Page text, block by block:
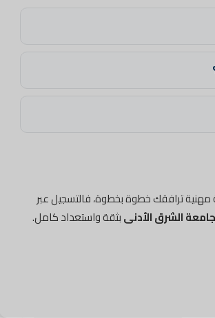
ترافقك خطوة بخطوة، فالتسجيل عبر
جامعة الشرق الأدنىبثقة واستعداد كامل.